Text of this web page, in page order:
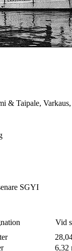
& Taipale,
SGYI
Vid
6,32